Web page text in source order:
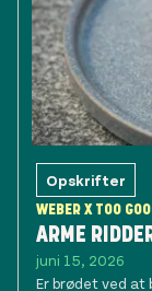
Opskrifter
WEBER X TOO
ARME
juni 15, 2026
Er brødet ved at